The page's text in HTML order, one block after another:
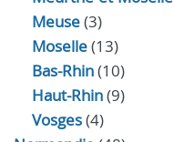
Meuse(3)
Moselle(13)
Bas-Rhin(10)
Haut-Rhin(9)
Vosges(4)